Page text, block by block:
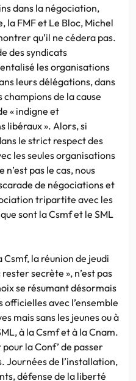
dans la négociation,
la FMF et Le Bloc, Michel
qu’il ne cédera pas.
des syndicats
les organisations
leurs délégations, dans
champions de la cause
« indigne et
libéraux ». Alors, si
le strict respect des
les seules organisations
pas le cas, nous
de négociations et
tripartite avec les
sont la Csmf et le SML
Csmf, la réunion de jeudi
secrète », n’est pas
se résumant désormais
avec l’ensemble
mais sans les jeunes ou à
à la Csmf et à la Cnam.
la Conf’ de passer
Journées de l’installation,
défense de la liberté